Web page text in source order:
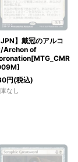
JPN】戴冠のアルコ
/Archon of
円(税込)
なし